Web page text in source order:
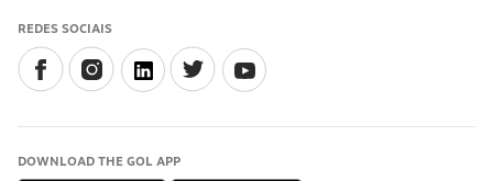
REDES SOCIAIS
DOWNLOAD THE GOL APP